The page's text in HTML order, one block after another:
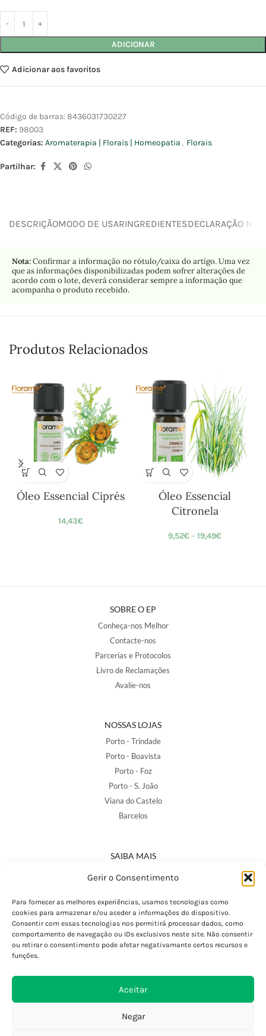
Gerir o Consentimento
Para fornecer as melhores experiências, usamos tecnologias como
cookies para armazenar e/ou aceder a informações do dispositivo.
Consentir com essas tecnologias nos permitirá processar dados, como
comportamento de navegação ou IDs exclusivos neste site. Não consentir
ou retirar o consentimento pode afetar negativamante certos recursos e
funções.
Aceitar
Negar
ADICIONAR
Adicionar aos favoritos
Código de barras:8436031730227
REF: 98003
Categorias: Aromaterapia | Florais | Homeopatia , Florais
Partilhar:
DESCRIÇÃOMODO DE USARINGREDIENTESDECLARAÇÃO
Nota:Confirmar a informação no rótulo/caixa do artigo. Uma vez
que as informações disponibilizadas podem sofrer alterações de
acordo com o lote, deverá considerar sempre a informação que
acompanha o produto recebido.
Produtos Relacionados
Óleo Essencial Ciprés
14,43€
Óleo Essencial
Citronela
9,52€ – 19,49€
SOBRE O EP
Conheça-nos Melhor
Contacte-nos
Parcerias e Protocolos
Livro de Reclamações
Avalie-nos
NOSSAS LOJAS
Porto - Trindade
Porto - Boavista
Porto - Foz
Porto - S. João
Viana do Castelo
Barcelos
SAIBA MAIS
Política de Privacidade
Termos e Condições
Perguntas Frequentes
Custos de Envio
Encomendas Internacionais
Devoluções e Trocas